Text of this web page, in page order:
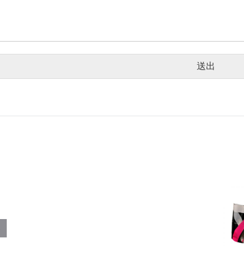
送出